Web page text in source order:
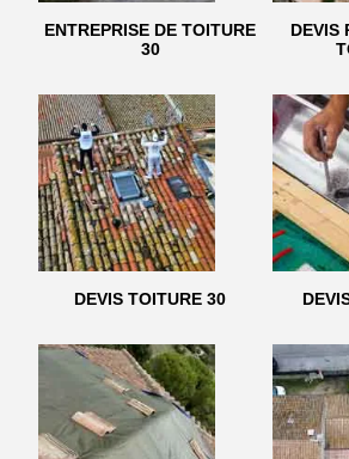
ENTREPRISE DE TOITURE
30
DEVIS
DEVIS TOITURE 30